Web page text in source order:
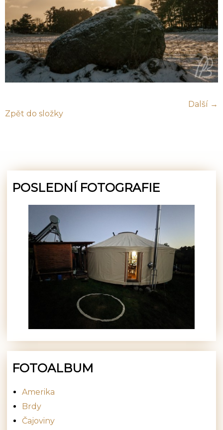
Další →
Zpět do složky
POSLEDNÍ FOTOGRAFIE
FOTOALBUM
Amerika
Brdy
Čajoviny